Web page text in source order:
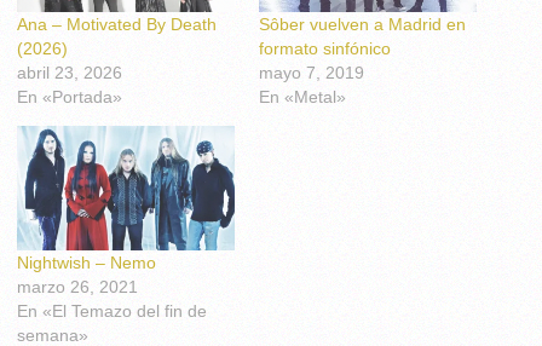
Ana – Motivated By Death
(2026)
abril 23, 2026
En «Portada»
Sôber vuelven a Madrid en
formato sinfónico
mayo 7, 2019
En «Metal»
Nightwish – Nemo
marzo 26, 2021
En «El Temazo del fin de
semana»